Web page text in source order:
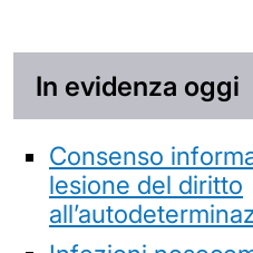
In evidenza oggi
Consenso
lesione del diritto